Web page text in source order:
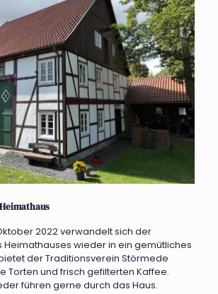
2022 verwandelt sich der
wieder in ein gemütliches
bietet der Traditionsverein Störmede
Torten und frisch gefilterten Kaffee.
führen gerne durch das Haus.